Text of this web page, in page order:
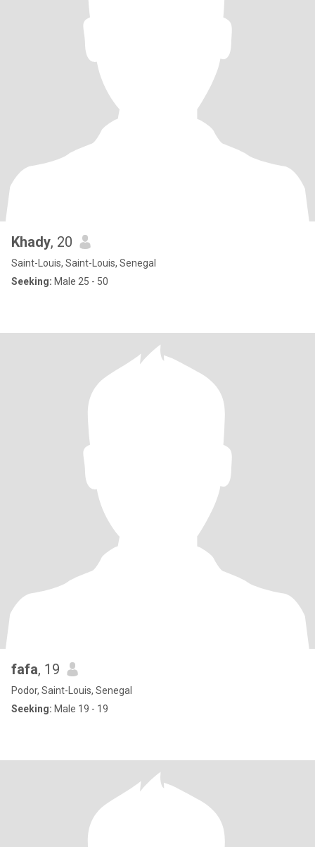
Khady, 20
Saint-Louis, Saint-Louis, Senegal
Seeking: Male 25 - 50
fafa, 19
Podor, Saint-Louis, Senegal
Seeking: Male 19 - 19